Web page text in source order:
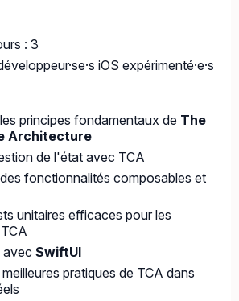
: 3
iOS expérimenté·e·s
principes fondamentaux de The
Architecture
de l'état avec TCA
fonctionnalités composables et
unitaires efficaces pour les
avec SwiftUI
pratiques de TCA dans